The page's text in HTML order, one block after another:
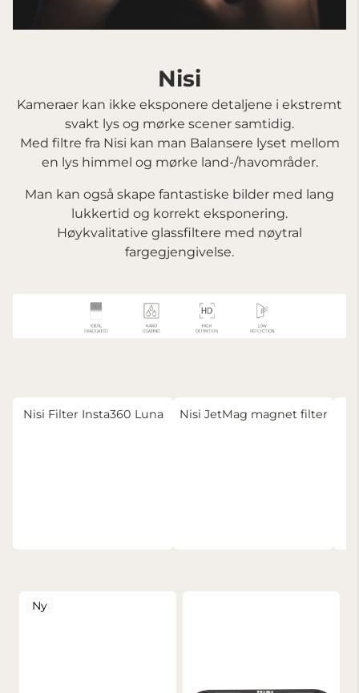
Nisi
Kameraer kan ikke eksponere detaljene i ekstremt
svakt lys og mørke scener samtidig.
Med filtre fra Nisi kan man Balansere lyset mellom
en lys himmel og mørke land-/havområder.
Man kan også skape fantastiske bilder med lang
lukkertid og korrekt eksponering.
Høykvalitative glassfiltere med nøytral
fargegjengivelse.
Nisi Filter Insta360 Luna Nisi JetMag magnet filter
Ny